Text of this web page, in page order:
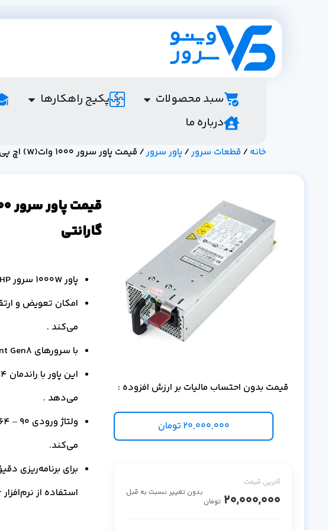
سبد محصولات پکیج راهکارها
درباره ما
خانه / قطعات سرور/ پاور سرور/ قیمت پاور سرور 1000 وات(W) اچ پی(HP) | خرید | گارانتی
قیمت بدون احتساب مالیات بر ارزش افزوده :
20,000,000 تومان
آخرین قیمت:
20,000,000 تومان
بدون تغییر نسبت به قبل
گارانتی
پاور 1000W سرور HP با توان خروجی 1000 وات و قابلیت هات پلاگ.
امکان تعویض و
می‌کند .
با سرورهای HP ProLiant Gen8 سازگار است.
می‌دهد .
می‌کند.
برای برنامه‌ریزی
استفاده از نرم‌افزار HPE Power Advisor توصیه می‌شود.